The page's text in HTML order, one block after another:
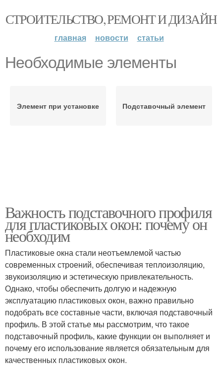
СТРОИТЕЛЬСТВО, РЕМОНТ И ДИЗАЙН
главная новости статьи
Необходимые элементы
Элемент при установке Подставочный элемент
Важность подставочного профиля
для пластиковых окон: почему он
необходим
Пластиковые окна стали неотъемлемой частью
современных строений, обеспечивая теплоизоляцию,
звукоизоляцию и эстетическую привлекательность.
Однако, чтобы обеспечить долгую и надежную
эксплуатацию пластиковых окон, важно правильно
подобрать все составные части, включая подставочный
профиль. В этой статье мы рассмотрим, что такое
подставочный профиль, какие функции он выполняет и
почему его использование является обязательным для
качественных пластиковых окон.